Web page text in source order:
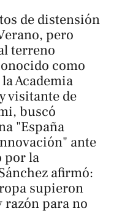
de distensión
pero
terreno
como
Academia
visitante de
buscó
"España
ante
por la
afirmó:
supieron
razón para no